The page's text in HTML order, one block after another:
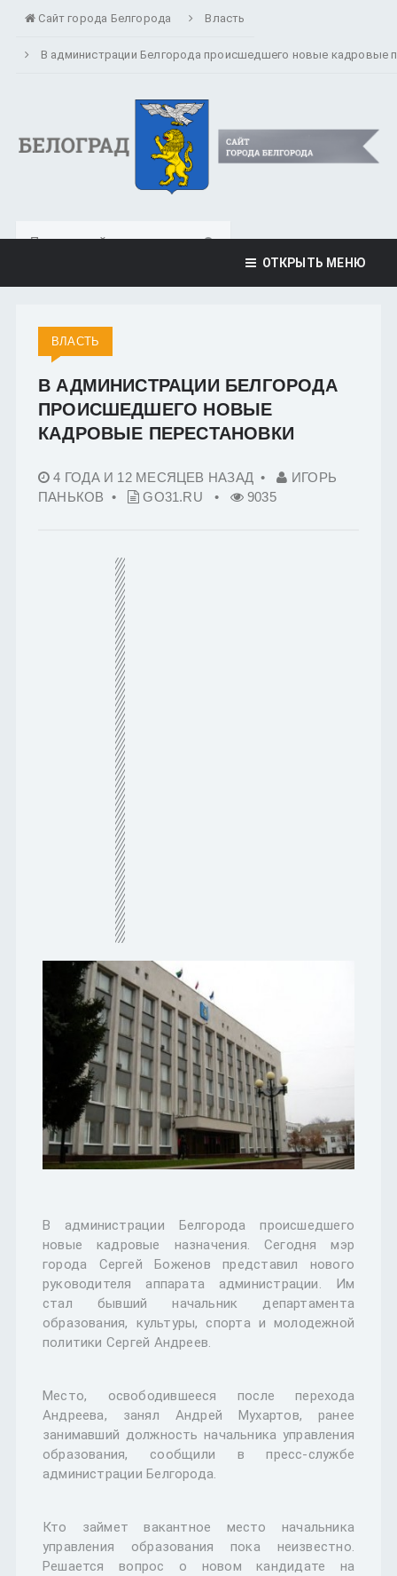
Сайт города Белгорода Власть
В администрации Белгорода происшедшего новые кадровые
ОТКРЫТЬ МЕНЮ
ВЛАСТЬ
В АДМИНИСТРАЦИИ БЕЛГОРОДА
ПРОИСШЕДШЕГО НОВЫЕ
КАДРОВЫЕ ПЕРЕСТАНОВКИ
4 ГОДА И 12 МЕСЯЦЕВ НАЗАД •
ИГОРЬ
ПАНЬКОВ •
GO31.RU • 9035
В администрации Белгорода происшедшего
новые кадровые назначения. Сегодня мэр
города Сергей Боженов представил нового
руководителя аппарата администрации. Им
стал бывший начальник департамента
образования, культуры, спорта и молодежной
политики Сергей Андреев.
Место, освободившееся после перехода
Андреева, занял Андрей Мухартов, ранее
занимавший должность начальника управления
образования, сообщили в пресс-службе
администрации Белгорода.
Кто займет вакантное место начальника
управления образования пока неизвестно.
Решается вопрос о новом кандидате на